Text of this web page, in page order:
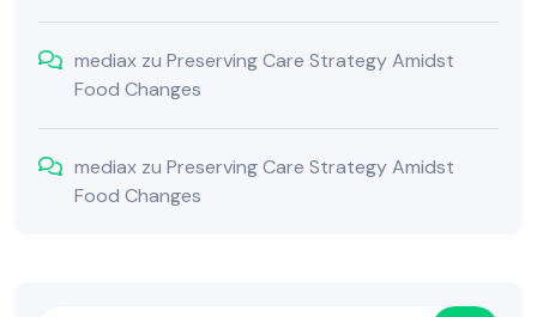
mediax zu Preserving Care Strategy Amidst
Food Changes
mediax zu Preserving Care Strategy Amidst
Food Changes